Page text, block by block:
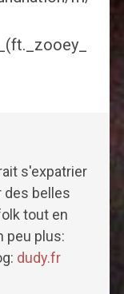
s'expatrier
des belles
tout en
peu plus:
dudy.fr